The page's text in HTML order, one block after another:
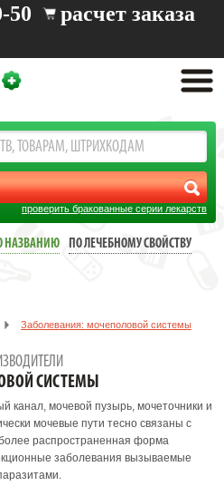
50 расчет заказа
проверить бракованные серии лекарств
НАЗВАНИЮ
ПО ЛЕЧЕБНОМУ СВОЙСТВУ
Заболевания: мочеполовой системы
СИСТЕМЫ
канал, мочевой пузырь, мочеточники и
мочевые пути тесно связаны с
распространенная форма
заболевания вызываемые